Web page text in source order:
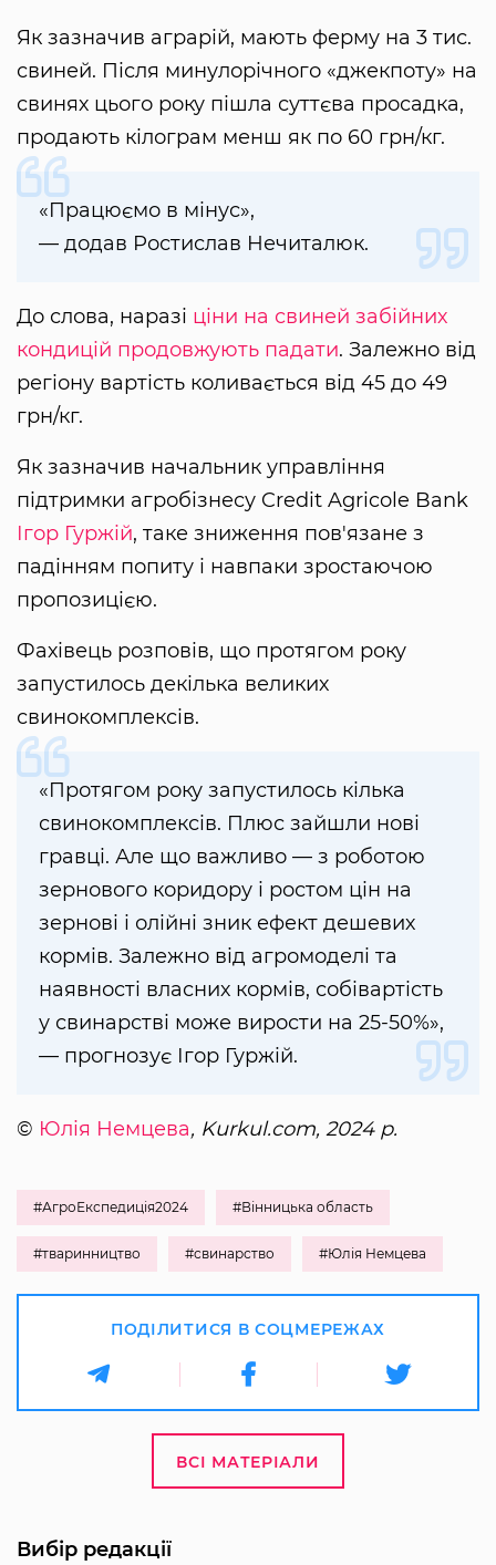
Як зазначив аграрій, мають ферму на 3 тис.
свиней. Після минулорічного «джекпоту» на
свинях цього року пішла суттєва просадка,
продають кілограм менш як по 60 грн/кг.
«Працюємо в мінус»,
— додав Ростислав Нечиталюк.
До слова, наразі ціни на свиней забійних
кондицій продовжують падати. Залежно від
регіону вартість коливається від 45 до 49
грн/кг.
Як зазначив начальник управління
підтримки агробізнесу Credit Agricole Bank
Ігор Гуржій, таке зниження пов'язане з
падінням попиту і навпаки зростаючою
пропозицією.
Фахівець розповів, що протягом року
запустилось декілька великих
свинокомплексів.
«Протягом року запустилось кілька
свинокомплексів. Плюс зайшли нові
гравці. Але що важливо — з роботою
зернового коридору і ростом цін на
зернові і олійні зник ефект дешевих
кормів. Залежно від агромоделі та
наявності власних кормів, собівартість
у свинарстві може вирости на 25-50%»,
— прогнозує Ігор Гуржій.
© Юлія Немцева, Kurkul.com, 2024 р.
#АгроЕкспедиція2024 #Вінницька область
#тваринництво #свинарство #Юлія Немцева
ПОДІЛИТИСЯ В СОЦМЕРЕЖАХ
ВСІ МАТЕРІАЛИ
Вибір редакції